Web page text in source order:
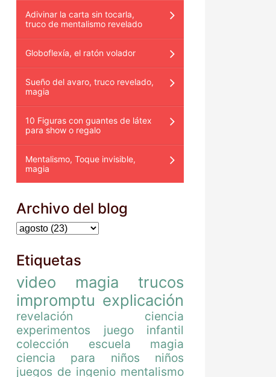
Adivinar la carta sin tocarla,
truco de mentalismo revelado
Globoflexía, el ratón volador
Sueño del avaro, truco revelado,
magia
10 Figuras con guantes de látex
para show o regalo
Mentalismo, Toque invisible,
magia
Archivo del blog
Etiquetas
video magia
trucos
impromptu explicación
revelación
ciencia
experimentos
juego
infantil
colección
escuela magia
ciencia para niños
niños
juegos de ingenio mentalismo